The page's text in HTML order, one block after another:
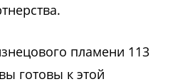
пламени 113
готовы к этой